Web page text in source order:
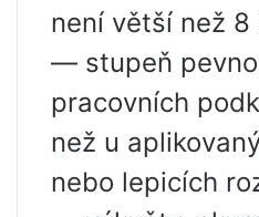
není větší než 8
— stupeň
pracovních
než u
nebo lepicích